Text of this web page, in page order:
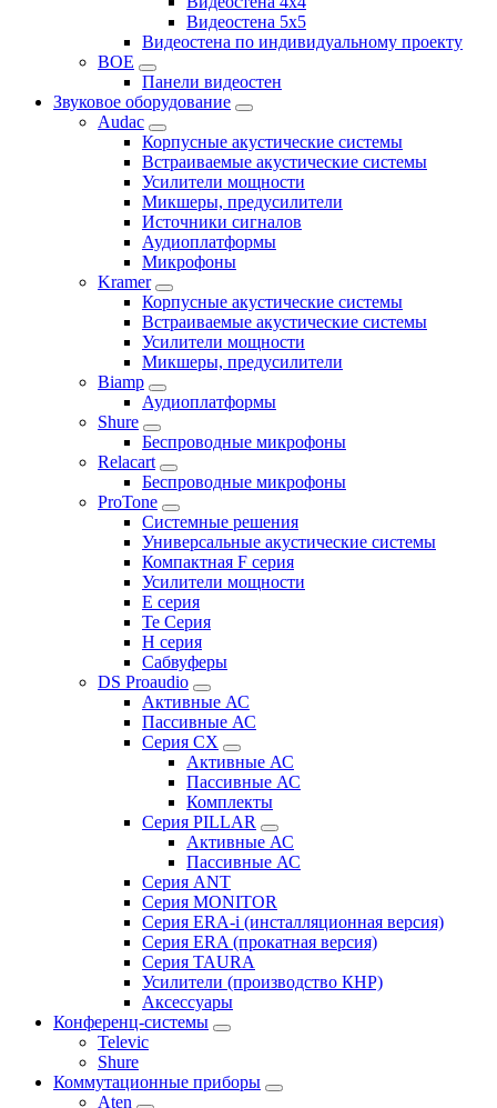
Видеостена 5x5
Видеостена по индивидуальному проекту
BOE
Панели видеостен
Звуковое оборудование
Audac
Корпусные акустические системы
Встраиваемые акустические системы
Усилители мощности
Микшеры, предусилители
Источники сигналов
Аудиоплатформы
Микрофоны
Kramer
Корпусные акустические системы
Встраиваемые акустические системы
Усилители мощности
Микшеры, предусилители
Biamp
Аудиоплатформы
Shure
Беспроводные микрофоны
Relacart
Беспроводные микрофоны
ProTone
Системные решения
Универсальные акустические системы
Компактная F серия
Усилители мощности
E серия
Te Серия
H серия
Сабвуферы
DS Proaudio
Активные АС
Пассивные АС
Серия CX
Активные АС
Пассивные АС
Комплекты
Серия PILLAR
Активные АС
Пассивные АС
Серия ANT
Серия MONITOR
Серия ERA-i (инсталляционная версия)
Серия ERA (прокатная версия)
Серия TAURA
Усилители (производство КНР)
Аксессуары
Конференц-системы
Televic
Shure
Коммутационные приборы
Aten